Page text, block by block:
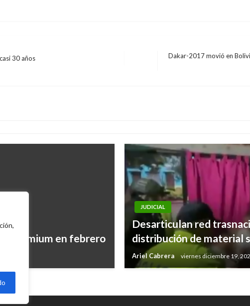
30 años
Dakar-2017 movió en
sexuales
Premium en febrero
JUDICIAL
Desarticulan red
distribución de material
Ariel Cabrera viernes diciembre 19,